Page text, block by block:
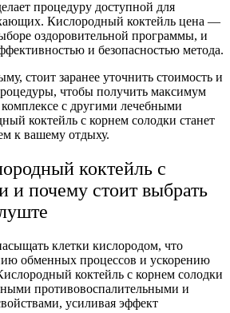
процедуру доступной для
Кислородный коктейль цена —
оздоровительной программы, и
и безопасностью метода.
стоит заранее уточнить стоимость и
чтобы получить максимум
с другими лечебными
коктейль с корнем солодки станет
к вашему отдыху.
коктейль с
и почему стоит выбрать
клетки кислородом, что
обменных процессов и ускорению
коктейль с корнем солодки
противовоспалительными и
усиливая эффект